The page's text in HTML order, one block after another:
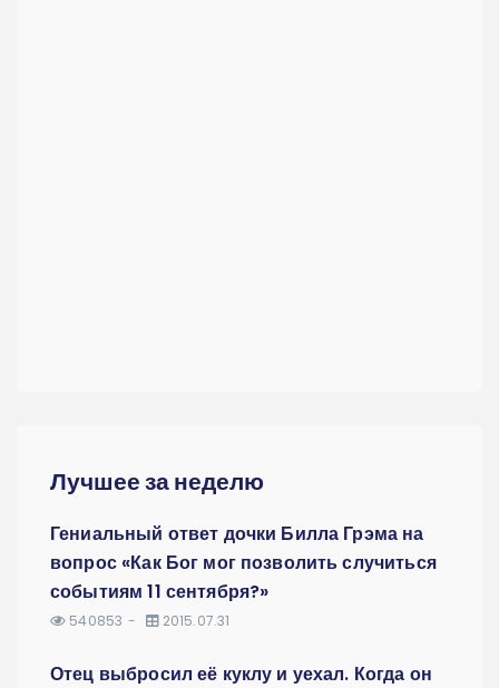
Лучшее за неделю
Гениальный ответ дочки Билла Грэма на
вопрос «Как Бог мог позволить случиться
событиям 11 сентября?»
540853 2015.07.31
Отец выбросил её куклу и уехал. Когда он